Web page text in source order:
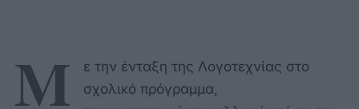
Μ
ε την ένταξη της Λογοτεχνίας στο
σχολικό πρόγραμμα,